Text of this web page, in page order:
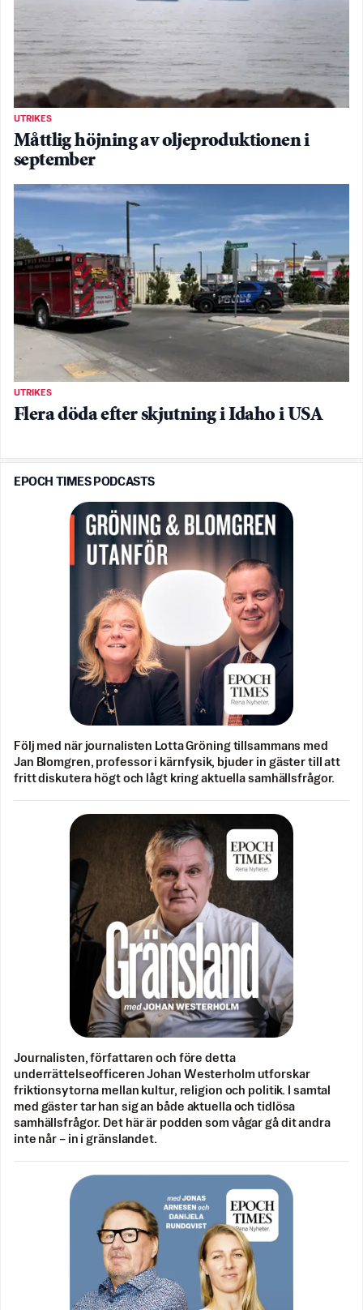
UTRIKES
Måttlig höjning av oljeproduktionen i
september
UTRIKES
Flera döda efter skjutning i Idaho i USA
EPOCH TIMES PODCASTS
Följ med när journalisten Lotta Gröning tillsammans med
Jan Blomgren, professor i kärnfysik, bjuder in gäster till att
fritt diskutera högt och lågt kring aktuella samhällsfrågor.
Journalisten, författaren och före detta
underrättelseofficeren Johan Westerholm utforskar
friktionsytorna mellan kultur, religion och politik. I samtal
med gäster tar han sig an både aktuella och tidlösa
samhällsfrågor. Det här är podden som vågar gå dit andra
inte når – in i gränslandet.